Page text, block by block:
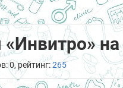
0, рейтинг:265